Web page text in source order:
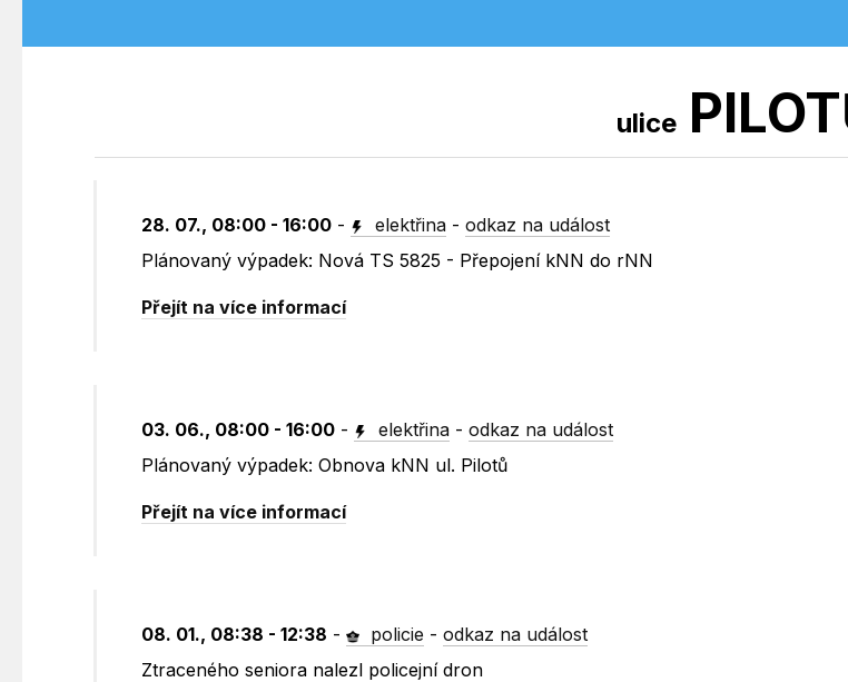
ulice
28. 07., 08:00 - 16:00 - elektřina -odkaz na událost
Plánovaný výpadek: Nová TS 5825 - Přepojení kNN do rNN
Přejít na více informací
03. 06., 08:00 - 16:00 - elektřina -odkaz na událost
Plánovaný výpadek: Obnova kNN ul. Pilotů
Přejít na více informací
08. 01., 08:38 - 12:38 - policie -odkaz na událost
Ztraceného seniora nalezl policejní dron